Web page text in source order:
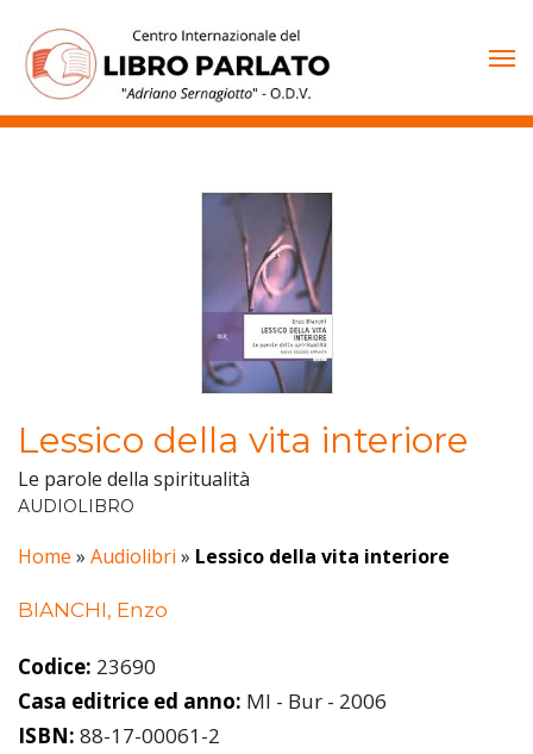
contenuto
Lessico della vita interiore
Le parole della spiritualità
AUDIOLIBRO
Home » Audiolibri » Lessico della vita interiore
BIANCHI, Enzo
Codice: 23690
Casa editrice ed anno: MI - Bur - 2006
ISBN: 88-17-00061-2